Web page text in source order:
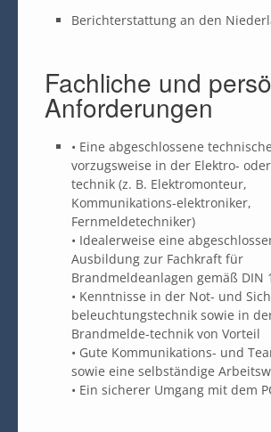
Berichterstattung an den
Fachliche und
Anforderungen
• Eine abgeschlossene
vorzugsweise in der Elektro-
technik (z. B. Elektromonteur,
Kommunikations-elektroniker,
Fernmeldetechniker)
• Idealerweise eine
Ausbildung zur Fachkraft für
Brandmeldeanlagen gemäß DIN
• Kenntnisse in der Not- und
beleuchtungstechnik sowie in
Brandmelde-technik von Vorteil
• Gute Kommunikations- und
sowie eine selbständige
• Ein sicherer Umgang mit dem